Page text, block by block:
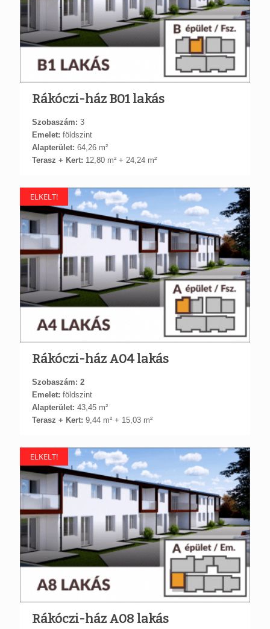
Rákóczi-ház B01 lakás
Szobaszám: 3
Emelet: földszint
Alapterület: 64,26 m²
Terasz + Kert: 12,80 m² + 24,24 m²
ELKELT!
Rákóczi-ház A04 lakás
Szobaszám: 2
Emelet: földszint
Alapterület: 43,45 m²
Terasz + Kert: 9,44 m² + 15,03 m²
ELKELT!
Rákóczi-ház A08 lakás